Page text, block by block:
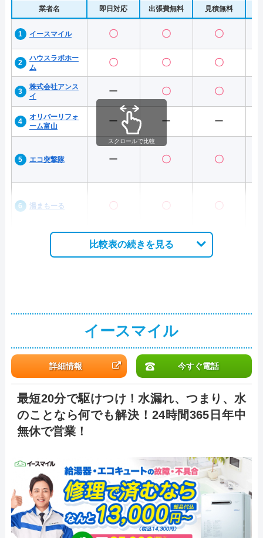
業者名 即日対応 出張費無料 見積無料
イースマイル 〇 〇 〇
ハウスラボホー
ム
〇 〇 〇
株式会社アンス
イ
ー 〇 〇
オリバーリフォ
ーム富山
ー ー ー
エコ突撃隊 ー 〇 〇
湯まもーる 〇 〇 〇
スクロールで比較
比較表の続きを見る
イースマイル
詳細情報 今すぐ電話
最短20分で駆けつけ！水漏れ、つまり、水
のことなら何でも解決！24時間365日年中
無休で営業！